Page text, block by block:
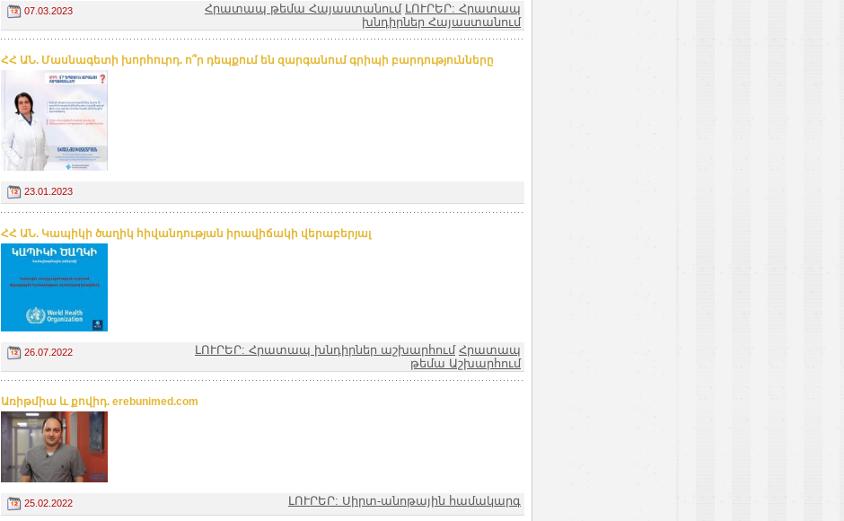
07.03.2023 Հրատապ թեմա Հայաստանում ԼՈՒՐԵՐ: Հրատապ
խնդիրներ Հայաստանում
ՀՀ ԱՆ. Մասնագետի խորհուրդ. ո՞ր դեպքում են զարգանում գրիպի բարդությունները
23.01.2023
ՀՀ ԱՆ. Կապիկի ծաղիկ հիվանդության իրավիճակի վերաբերյալ
26.07.2022 ԼՈՒՐԵՐ: Հրատապ խնդիրներ աշխարհում Հրատապ
թեմա Աշխարհում
Առիթմիա և քովիդ. erebunimed.com
25.02.2022 ԼՈՒՐԵՐ: Սիրտ-անոթային համակարգ